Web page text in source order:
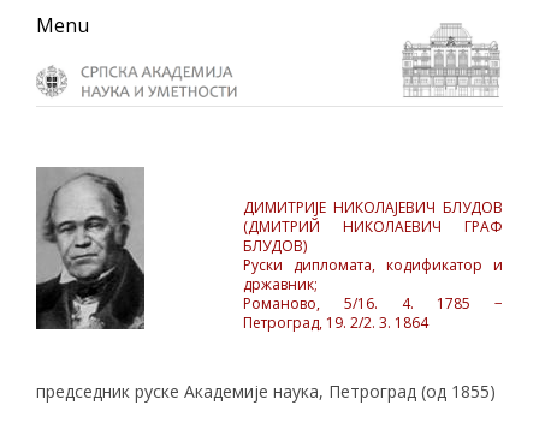
Skip
primary
navigation
Skip
main
content
Skip
primary
sidebar
Menu
ДИМИТРИЈЕ НИКОЛАЈЕВИЧ БЛУДОВ
(ДМИТРИЙ НИКОЛАЕВИЧ ГРАФ
БЛУДОВ)
Руски дипломата, кодификатор и
државник;
Романово, 5/16. 4. 1785 −
Петроград, 19. 2/2. 3. 1864
председник руске Академије наука, Петроград (од 1855)